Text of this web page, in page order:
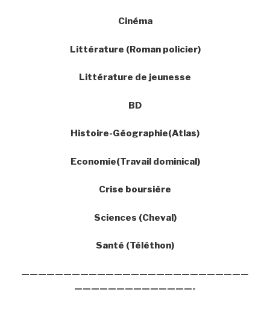
Cinéma
Littérature (Roman policier)
Littérature de jeunesse
BD
Histoire-Géographie(Atlas)
Economie(Travail dominical)
Crise boursière
Sciences (Cheval)
Santé (Téléthon)
———————————————————————————
——————————————-